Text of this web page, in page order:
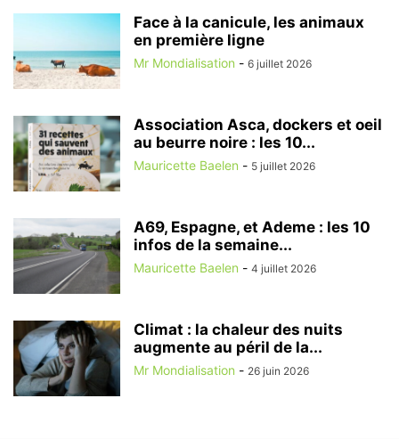
Face à la canicule, les animaux
en première ligne
Mr Mondialisation - 6 juillet 2026
Association Asca, dockers et oeil
au beurre noire : les 10...
Mauricette Baelen - 5 juillet 2026
A69, Espagne, et Ademe : les 10
infos de la semaine...
Mauricette Baelen - 4 juillet 2026
Climat : la chaleur des nuits
augmente au péril de la...
Mr Mondialisation - 26 juin 2026